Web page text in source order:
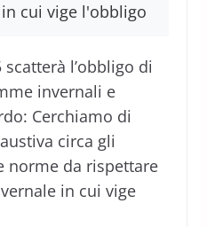
cui vige l'obbligo
l’obbligo di
invernali e
Cerchiamo di
circa gli
norme da rispettare
in cui vige